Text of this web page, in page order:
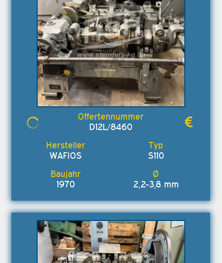
D12L/8460
WAFIOS S110
1970 2,2-3,8 mm